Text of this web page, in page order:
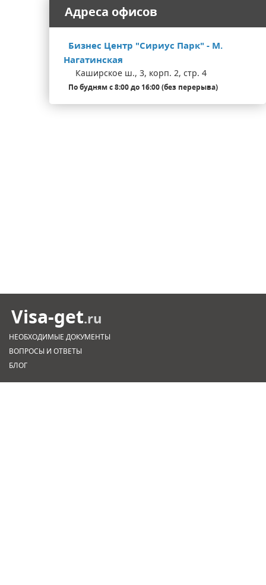
Адреса офисов
Бизнес Центр "Сириус Парк" - М.
Нагатинская
Каширское ш., 3, корп. 2, стр. 4
По будням с 8:00 до 16:00 (без перерыва)
Visa-get.ru
НЕОБХОДИМЫЕ ДОКУМЕНТЫ
ВОПРОСЫ И ОТВЕТЫ
БЛОГ